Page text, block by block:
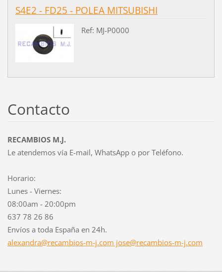
S4E2 - FD25 - POLEA MITSUBISHI
Ref: MJ-P0000
Contacto
RECAMBIOS M.J.
Le atendemos vía E-mail, WhatsApp o por Teléfono.
Horario:
Lunes - Viernes:
08:00am - 20:00pm
637 78 26 86
Envíos a toda España en 24h.
alexandra@recambios-m-j.com jose@recambios-m-j.com